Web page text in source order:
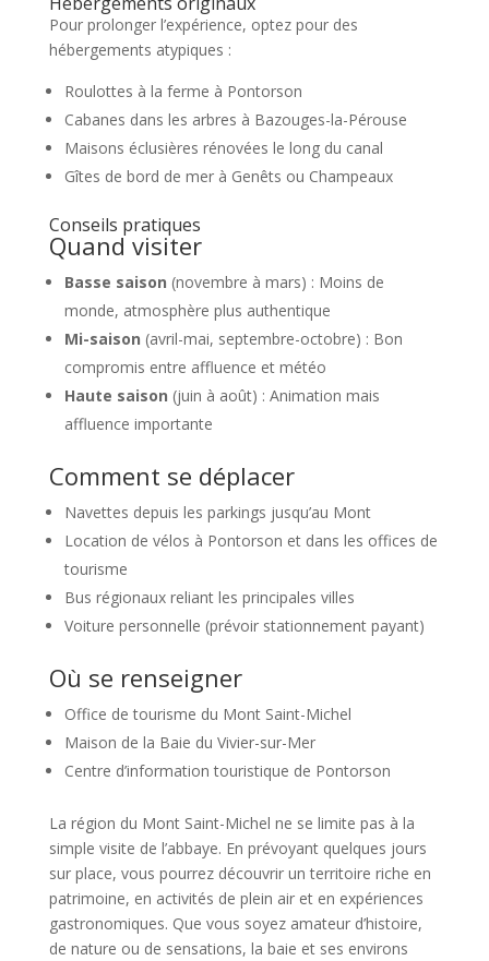
Pour prolonger l’expérience, optez pour des
hébergements atypiques :
Roulottes à la ferme à Pontorson
Cabanes dans les arbres à Bazouges-la-Pérouse
Maisons éclusières rénovées le long du canal
Gîtes de bord de mer à Genêts ou Champeaux
Conseils pratiques
Quand visiter
Basse saison (novembre à mars) : Moins de
monde, atmosphère plus authentique
Mi-saison (avril-mai, septembre-octobre) : Bon
compromis entre affluence et météo
Haute saison (juin à août) : Animation mais
affluence importante
Comment se déplacer
Navettes depuis les parkings jusqu’au Mont
Location de vélos à Pontorson et dans les offices de
tourisme
Bus régionaux reliant les principales villes
Voiture personnelle (prévoir stationnement payant)
Où se renseigner
Office de tourisme du Mont Saint-Michel
Maison de la Baie du Vivier-sur-Mer
Centre d’information touristique de Pontorson
La région du Mont Saint-Michel ne se limite pas à la
simple visite de l’abbaye. En prévoyant quelques jours
sur place, vous pourrez découvrir un territoire riche en
patrimoine, en activités de plein air et en expériences
gastronomiques. Que vous soyez amateur d’histoire,
de nature ou de sensations, la baie et ses environs